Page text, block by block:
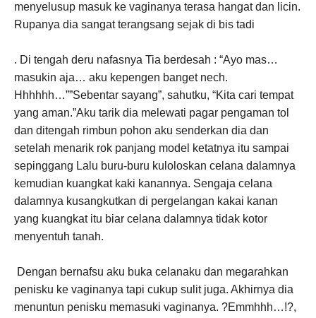
menyelusup masuk ke vaginanya terasa hangat dan licin.
Rupanya dia sangat terangsang sejak di bis tadi
. Di tengah deru nafasnya Tia berdesah : “Ayo mas…
masukin aja… aku kepengen banget nech.
Hhhhhh…””Sebentar sayang”, sahutku, “Kita cari tempat
yang aman.”Aku tarik dia melewati pagar pengaman tol
dan ditengah rimbun pohon aku senderkan dia dan
setelah menarik rok panjang model ketatnya itu sampai
sepinggang Lalu buru-buru kuloloskan celana dalamnya
kemudian kuangkat kaki kanannya. Sengaja celana
dalamnya kusangkutkan di pergelangan kakai kanan
yang kuangkat itu biar celana dalamnya tidak kotor
menyentuh tanah.
Dengan bernafsu aku buka celanaku dan megarahkan
penisku ke vaginanya tapi cukup sulit juga. Akhirnya dia
menuntun penisku memasuki vaginanya. ?Emmhhh…!?,